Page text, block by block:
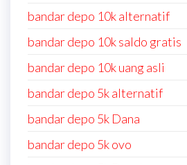
bandar depo 10k alternatif
bandar depo 10k saldo gratis
bandar depo 10k uang asli
bandar depo 5k alternatif
bandar depo 5k Dana
bandar depo 5k ovo